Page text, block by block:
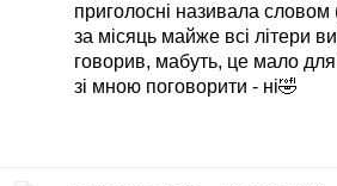
приголосні називала словом
за місяць майже всі літери
говорив, мабуть, це мало
зі мною поговорити - ні🤣